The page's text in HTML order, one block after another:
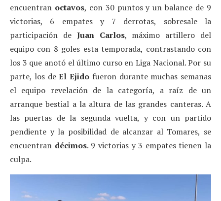
encuentran octavos, con 30 puntos y un balance de 9
victorias, 6 empates y 7 derrotas, sobresale la
participación de Juan Carlos, máximo artillero del
equipo con 8 goles esta temporada, contrastando con
los 3 que anotó el último curso en Liga Nacional. Por su
parte, los deEl Ejido fueron durante muchas semanas
el equipo revelación de la categoría, a raíz de un
arranque bestial a la altura de las grandes canteras. A
las puertas de la segunda vuelta, y con un partido
pendiente y la posibilidad de alcanzar al Tomares, se
encuentran décimos. 9 victorias y 3 empates tienen la
culpa.